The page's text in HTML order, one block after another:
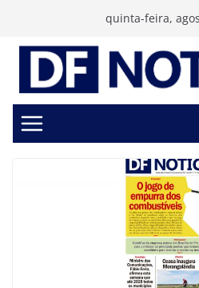
conteúdo
quinta-feira,